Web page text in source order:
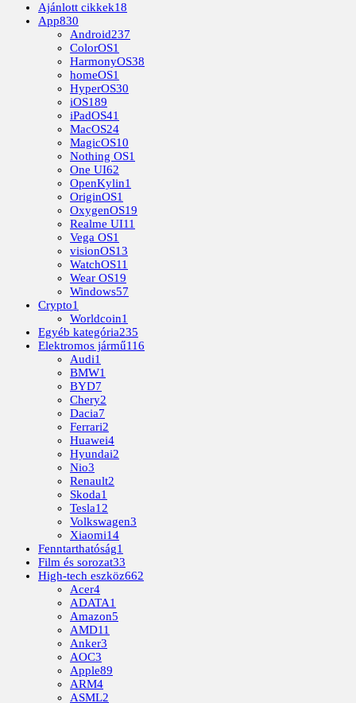
Ajánlott cikkek18
App830
Android237
ColorOS1
HarmonyOS38
homeOS1
HyperOS30
iOS189
iPadOS41
MacOS24
MagicOS10
Nothing OS1
One UI62
OpenKylin1
OriginOS1
OxygenOS19
Realme UI11
Vega OS1
visionOS13
WatchOS11
Wear OS19
Windows57
Crypto1
Worldcoin1
Egyéb kategória235
Elektromos jármű116
Audi1
BMW1
BYD7
Chery2
Dacia7
Ferrari2
Huawei4
Hyundai2
Nio3
Renault2
Skoda1
Tesla12
Volkswagen3
Xiaomi14
Fenntarthatóság1
Film és sorozat33
High-tech eszköz662
Acer4
ADATA1
Amazon5
AMD11
Anker3
AOC3
Apple89
ARM4
ASML2